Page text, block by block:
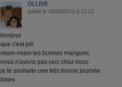
OLLIVE
publié le 25/09/2013 à 13:23
bonjour
que c'est joli
miam miam les bonnes mangues
nous n'avons pas ceci chez nous
je te souhaite une très bonne journée
bises